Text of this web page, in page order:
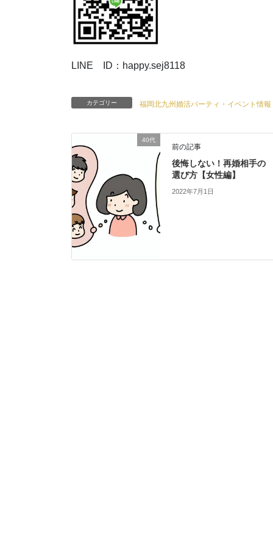
LINE ID：happy.sej8118
カテゴリー 福岡北九州婚活パーティ・イベント情報
40代
前の記事
後悔しない！再婚相手の
選び方【女性編】
2022年7月1日